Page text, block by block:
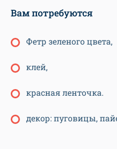
Вам потребуются
Фетр зеленого цвета,
клей,
красная ленточка.
декор: пуговицы,